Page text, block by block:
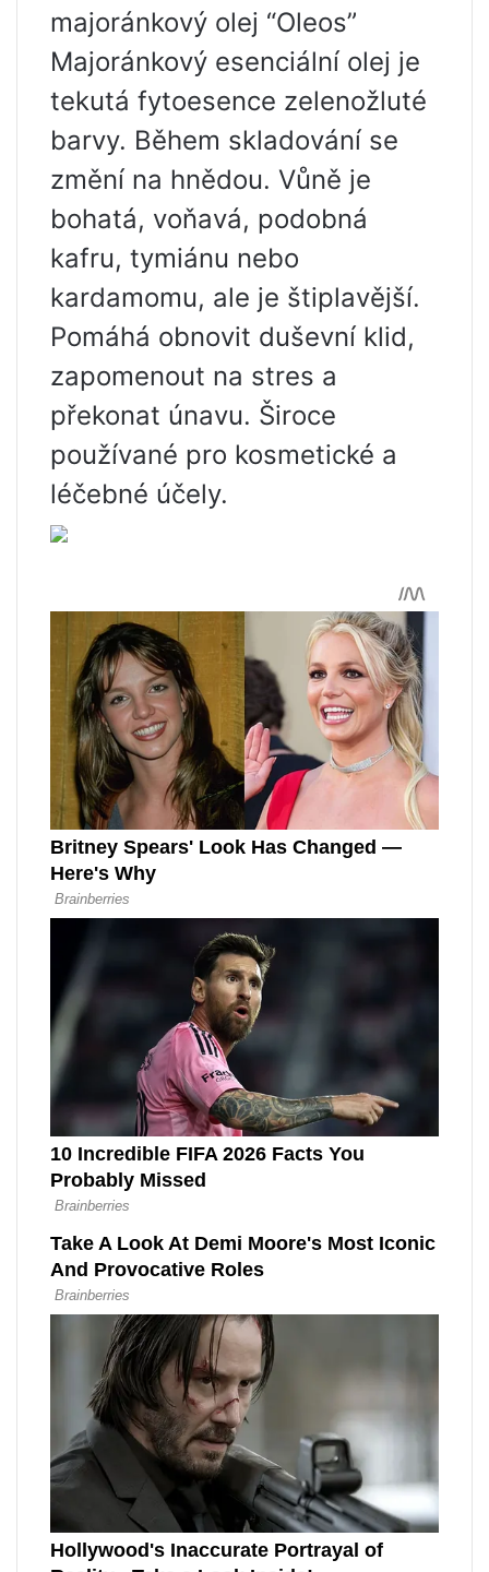
majoránkový olej “Oleos”
Majoránkový esenciální olej je
tekutá fytoesence zelenožluté
barvy. Během skladování se
změní na hnědou. Vůně je
bohatá, voňavá, podobná
kafru, tymiánu nebo
kardamomu, ale je štiplavější.
Pomáhá obnovit duševní klid,
zapomenout na stres a
překonat únavu. Široce
používané pro kosmetické a
léčebné účely.